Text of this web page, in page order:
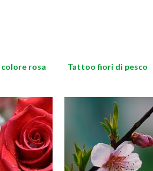
rosa Tattoo fiori di pesco